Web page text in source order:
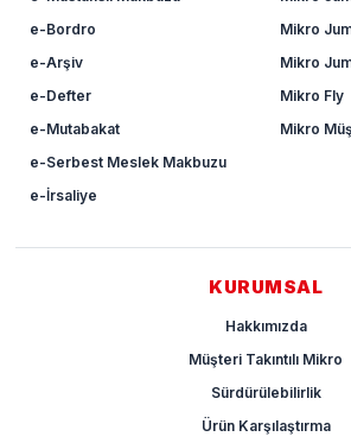
e-Bordro
e-Arşiv
e-Defter
e-Mutabakat
e-Serbest Meslek Makbuzu
e-İrsaliye
Mikro
Mikro
Mikro Fly
Mikro
KURUMSAL
Hakkımızda
Müşteri Takıntılı Mikro
Sürdürülebilirlik
Ürün Karşılaştırma